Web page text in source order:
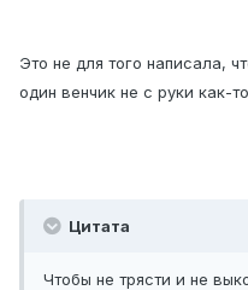
Это не для того написала,
один венчик не с руки как-
Цитата
Чтобы не трясти и не